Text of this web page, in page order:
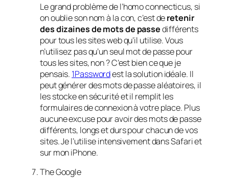
Le grand problème de l’homo connecticus, si
on oublie son nom à la con, c’est deretenir
des dizaines de mots de passedifférents
pour tous les sites web qu’il utilise. Vous
n’utilisez pas qu’un seul mot de passe pour
tous les sites, non ? C’est bien ce que je
pensais. 1Passwordest la solution idéale. Il
peut générer des mots de passe aléatoires, il
les stocke en sécurité et il remplit les
formulaires de connexion à votre place. Plus
aucune excuse pour avoir des mots de passe
différents, longs et durspour chacun de vos
sites. Je l’utilise intensivement dans Safari et
sur mon iPhone.
The Google